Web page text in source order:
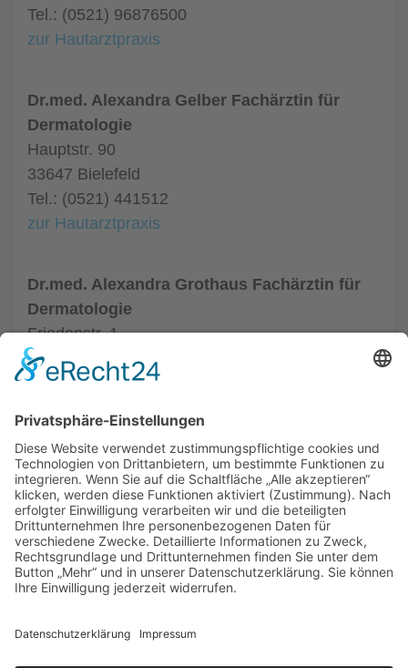
Tel.: (0521) 96876500
zur Hautarztpraxis
Dr.med. Alexandra Gelber Fachärztin für
Dermatologie
Hauptstr. 90
33647 Bielefeld
Tel.: (0521) 441512
zur Hautarztpraxis
Dr.med. Alexandra Grothaus Fachärztin für
Dermatologie
Friedenstr. 1
33602 Bielefeld
Tel.: (0521) 68004
ALLGEMEIN
HAUTÄRZTE
HAUTÄRZTE